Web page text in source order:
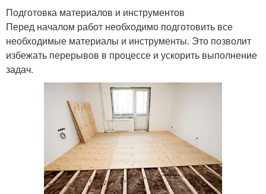
Подготовка материалов и инструментов
Перед началом работ необходимо подготовить все
необходимые материалы и инструменты. Это позволит
избежать перерывов в процессе и ускорить выполнение
задач.